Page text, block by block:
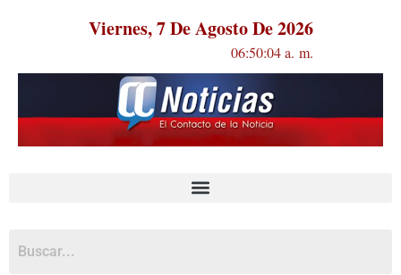
Viernes, 7 De Agosto De 2026
06:50:04 a. m.